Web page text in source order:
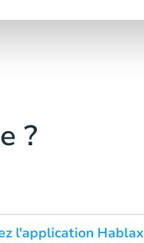
?
l'application Hablax